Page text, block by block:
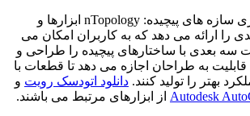
- طراحی و بهینه سازی سازه های پیچیده: nTopology ابزارها و
را ارائه می دهد که به کاربران امکان می
سه بعدی با ساختارهای پیچیده را طراحی و
قابلیت به طراحان اجازه می دهد تا قطعات با
بهتر را تولید کنند. دانلود اتودسک رویت و
از ابزارهای مرتبط می باشند.